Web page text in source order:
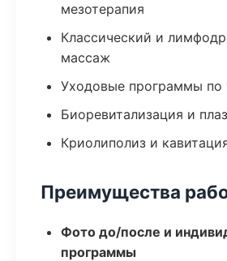
мезотерапия
Классический и
массаж
Уходовые программы по
Биоревитализация и
Криолиполиз и
Преимущества
Фото до/после и
программы